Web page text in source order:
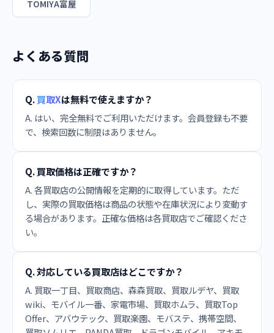
TOMIYA富屋
よくある質問
Q.買取Xは無料で使えますか？
A. はい、完全無料でご利用いただけます。会員登録も不要
で、検索回数に制限はありません。
Q. 買取価格は正確ですか？
A. 各買取店の公開情報を定期的に取得しています。ただ
し、実際の買取価格は商品の状態や在庫状況により変動す
る場合があります。正確な価格は各買取店でご確認くださ
い。
Q. 対応している買取店はどこですか？
A. 買取一丁目、買取商店、森森買取、買取ルデヤ、買取
wiki、モバイル一番、家電市場、買取ホムラ、買取Top
Offer、アバウテック、買取楽園、モバステ、携帯空間、